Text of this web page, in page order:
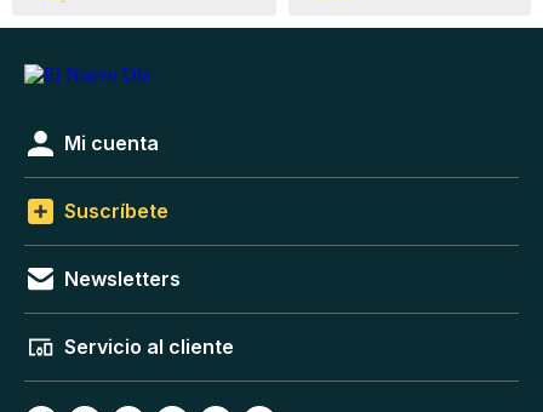
Mi cuenta
Suscríbete
Newsletters
Servicio al cliente